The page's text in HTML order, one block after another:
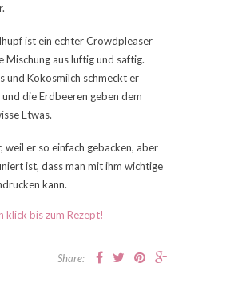
ist ein echter Crowdpleaser
Mischung aus luftig und saftig.
und Kokosmilch schmeckt er
die Erdbeeren geben dem
Etwas.
weil er so einfach gebacken, aber
ist, dass man mit ihm wichtige
kann.
klick bis zum Rezept!
Share: